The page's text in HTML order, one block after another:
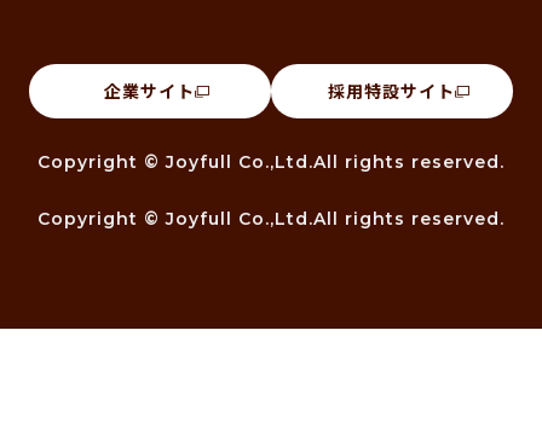
企業サイト 採用特設サイト
Copyright © Joyfull Co.,Ltd.All rights reserved.
Copyright © Joyfull Co.,Ltd.All rights reserved.